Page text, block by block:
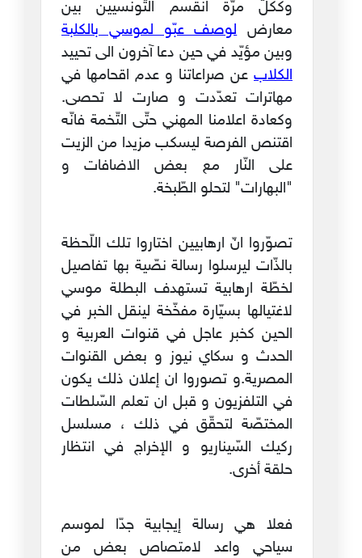
وككلّ مرّة انقسم التّونسيين بين
معارضلوصف عبّو لموسي بالكلبة
وبين مؤيّد في حين دعا آخرون الى تحييد
الكلاب عن صراعاتنا و عدم اقحامها في
مهاترات تعدّدت و صارت لا تحصى.
وكعادة اعلامنا المهني حتّى التّخمة فانّه
اقتنص الفرصة ليسكب مزيدا من الزيت
على النّار مع بعض الاضافات و
"البهارات" لتحلو الطّبخة.
تصوّروا انّ ارهابيين اختاروا تلك اللّحظة
بالذّات ليرسلوا رسالة نصّية بها تفاصيل
لخطّة ارهابية تستهدف البطلة موسي
لاغتيالها بسيّارة مفخّخة لينقل الخبر في
الحين كخبر عاجل في قنوات العربية و
الحدث و سكاي نيوز و بعض القنوات
المصرية.و تصوروا ان إعلان ذلك يكون
في التلفزيون و قبل ان تعلم السّلطات
المختصّة لتحقّق في ذلك ، مسلسل
ركيك السّيناريو و الإخراج في انتظار
حلقة أخرى.
فعلا هي رسالة إيجابية جدّا لموسم
سياحي واعد لامتصاص بعض من